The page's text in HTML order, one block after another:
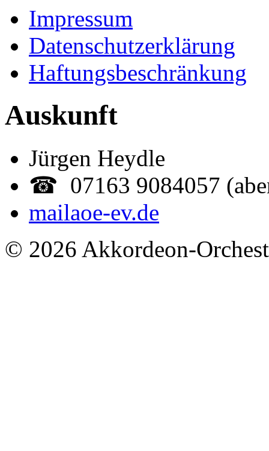
Impressum
Datenschutzerklärung
Haftungsbeschränkung
Auskunft
Jürgen Heydle
☎ 07163 9084057
mailaoe-ev.de
© 2026 Akkordeon-